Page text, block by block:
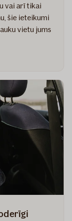
vai arī tikai
šie ieteikumi
vietu jums